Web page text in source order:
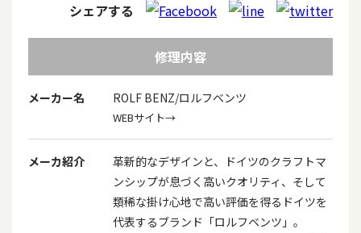
シェアする
修理内容
メーカー名 ROLF BENZ/ロルフベンツ
WEBサイト→
メーカ紹介
革新的なデザインと、ドイツのクラフトマ
ンシップが息づく高いクオリティ、そして
類稀な掛け心地で高い評価を得るドイツを
代表するブランド「ロルフベンツ」。